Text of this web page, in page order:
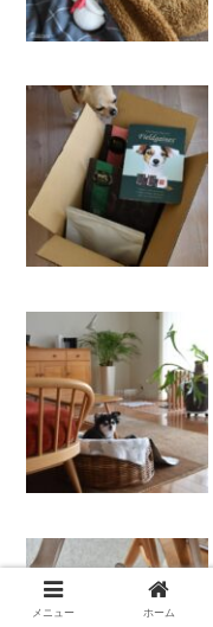
メニュー ホーム